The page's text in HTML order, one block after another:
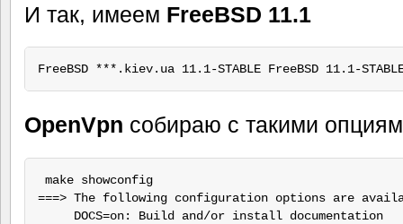
И так, имеем FreeBSD 11.1
OpenVpn собираю с такими
make showconfig
===> The following configuration options are
     DOCS=on: Build and/or install documentation